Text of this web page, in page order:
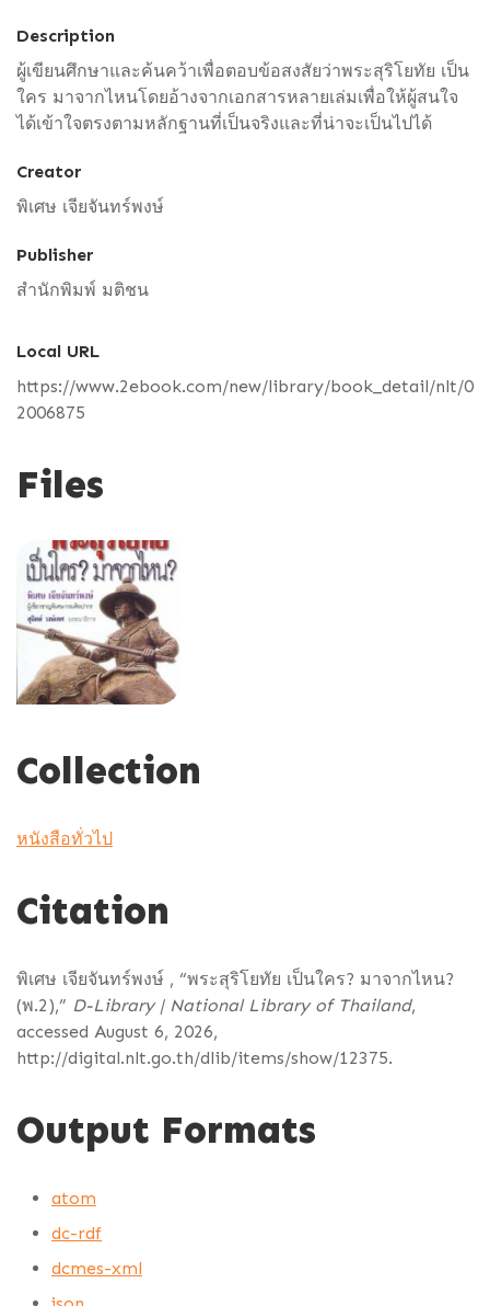
Description
ผู้เขียนศึกษาและค้นคว้าเพื่อตอบข้อสงสัยว่าพระสุริโยทัย เป็น
ใคร มาจากไหนโดยอ้างจากเอกสารหลายเล่มเพื่อให้ผู้สนใจ
ได้เข้าใจตรงตามหลักฐานที่เป็นจริงและที่น่าจะเป็นไปได้
Creator
พิเศษ เจียจันทร์พงษ์
Publisher
สำนักพิมพ์ มติชน
Local URL
https://www.2ebook.com/new/library/book_detail/nlt/0
2006875
Files
Collection
หนังสือทั่วไป
Citation
พิเศษ เจียจันทร์พงษ์ , “พระสุริโยทัย เป็นใคร? มาจากไหน?
(พ.2),” D-Library | National Library of Thailand,
accessed August 6, 2026,
http://digital.nlt.go.th/dlib/items/show/12375.
Output Formats
atom
dc-rdf
dcmes-xml